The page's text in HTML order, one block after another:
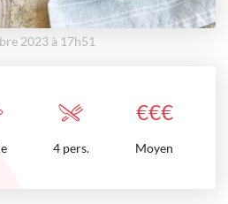
2023 à 17h51
€€€
4 pers. Moyen